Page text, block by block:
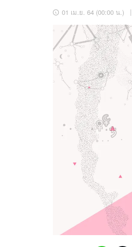
อัปเดตจีน
เช็กข่าวชัวร์
ดาวน์โหลดสนุกแอปฟรี
สงวนลิขสิทธิ์ ©2569 บริษัท อิม
01 เม.ย. 64 (00:00 น.)